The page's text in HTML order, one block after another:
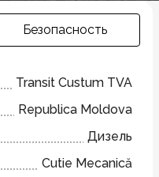
Безопасность
Transit Custum TVA
Republica Moldova
Дизель
Cutie Mecanică